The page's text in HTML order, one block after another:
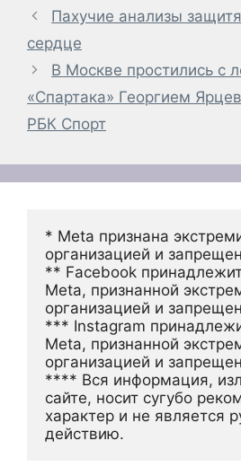
Пахучие анализы
сердце
В Москве простились с
«Спартака» Георгием
РБК Спорт
* Meta признана
организацией и
** Facebook
Meta, признанной
организацией и
*** Instagram
Meta, признанной
организацией и
**** Вся информация,
сайте, носит сугубо
характер и не является
действию.